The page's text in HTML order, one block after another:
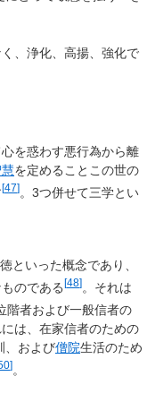
、浄化、高揚、強化で
を惑わす悪行為から離
を定めることこの世の
[47]。3つ併せて三学とい
といった概念であり、
のである [48] 。それは
階者および一般信者の
は、在家信者のための
、および僧院生活のため
]。